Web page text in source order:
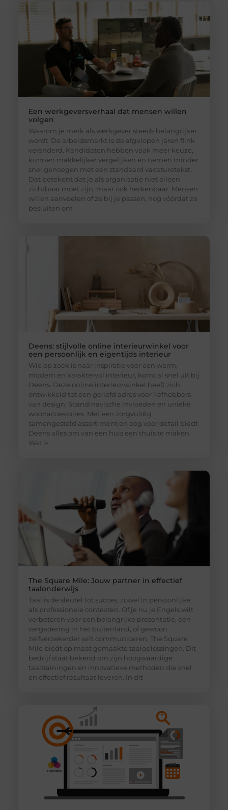
Een werkgeversverhaal dat mensen willen
volgen
Waarom je merk als werkgever steeds belangrijker
wordt De arbeidsmarkt is de afgelopen jaren flink
veranderd. Kandidaten hebben vaak meer keuze,
kunnen makkelijker vergelijken en nemen minder
snel genoegen met een standaard vacaturetekst.
Dat betekent dat je als organisatie niet alleen
zichtbaar moet zijn, maar ook herkenbaar. Mensen
willen aanvoelen of ze bij je passen, nog vóórdat ze
besluiten om
Deens: stijlvolle online interieurwinkel voor
een persoonlijk en eigentijds interieur
Wie op zoek is naar inspiratie voor een warm,
modern en karaktervol interieur, komt al snel uit bij
Deens. Deze online interieurwinkel heeft zich
ontwikkeld tot een geliefd adres voor liefhebbers
van design, Scandinavische invloeden en unieke
woonaccessoires. Met een zorgvuldig
samengesteld assortiment en oog voor detail biedt
Deens alles om van een huis een thuis te maken.
Wat is
The Square Mile: Jouw partner in effectief
taalonderwijs
Taal is de sleutel tot succes, zowel in persoonlijke
als professionele contexten. Of je nu je Engels wilt
verbeteren voor een belangrijke presentatie, een
vergadering in het buitenland, of gewoon
zelfverzekerder wilt communiceren, The Square
Mile biedt op maat gemaakte taaloplossingen. Dit
bedrijf staat bekend om zijn hoogwaardige
taaltrainingen en innovatieve methoden die snel
en effectief resultaat leveren. In dit